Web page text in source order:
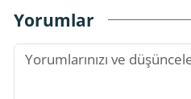
Yorumlar